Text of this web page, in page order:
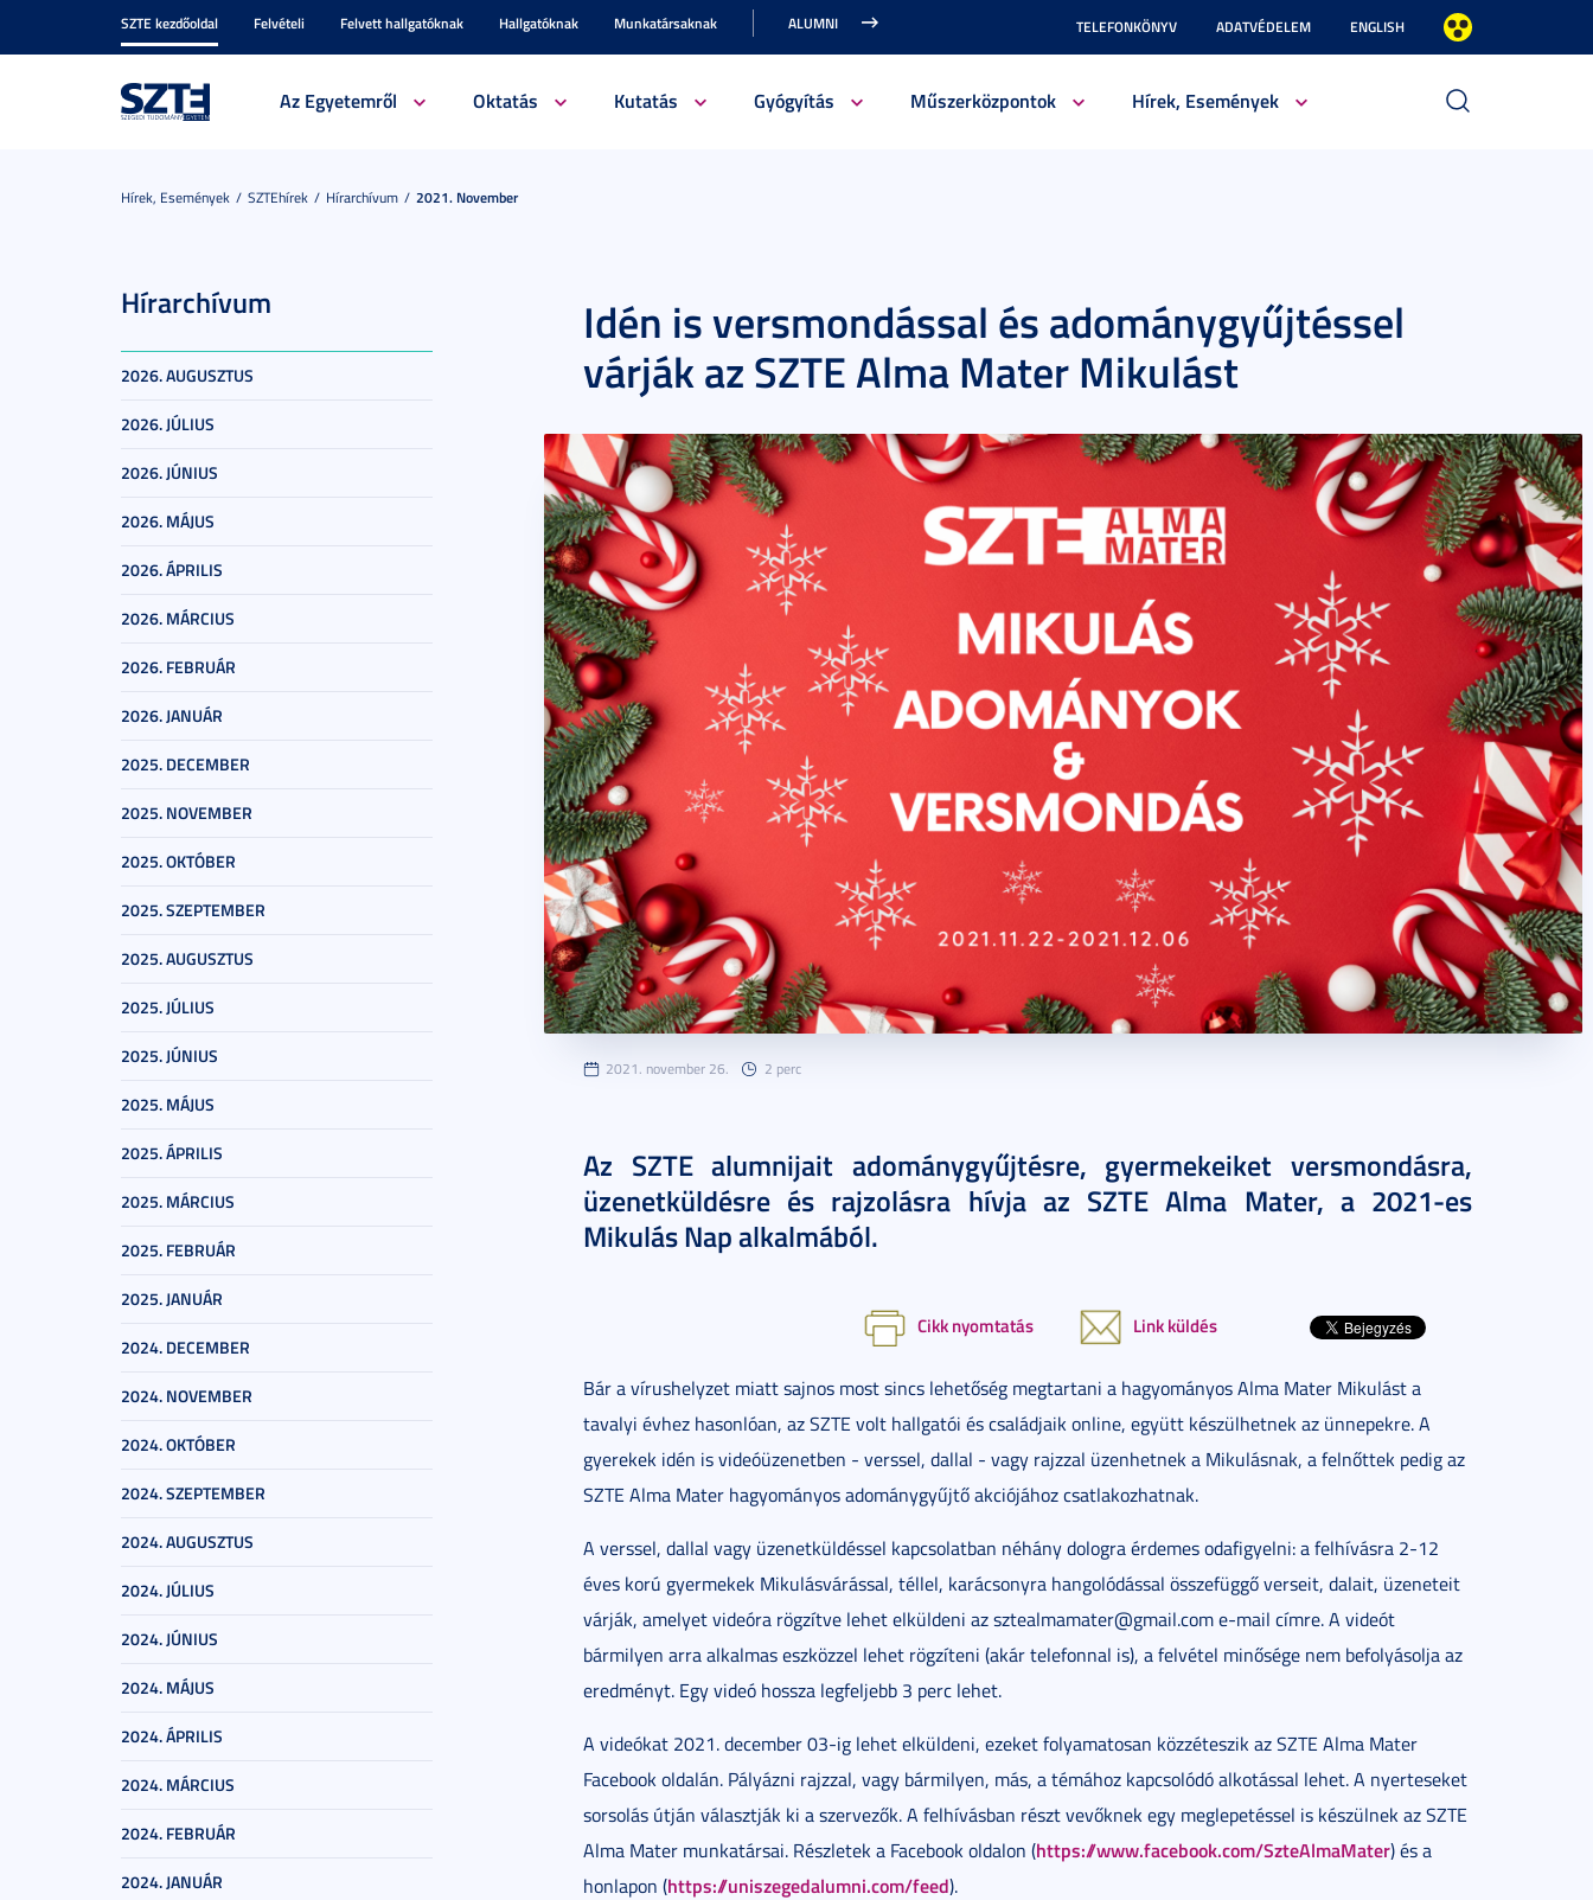
SZTE kezdőoldal Felvételi Felvett hallgatóknak Hallgatóknak Munkatársaknak ALUMNI TELEFONKÖNYV ADATVÉDELEM ENGLISH
Az Egyetemről Oktatás Kutatás Gyógyítás Műszerközpontok Hírek, Események
Hírek, Események SZTEhírek Hírarchívum 2021. November
Hírarchívum
2026. AUGUSZTUS
2026. JÚLIUS
2026. JÚNIUS
2026. MÁJUS
2026. ÁPRILIS
2026. MÁRCIUS
2026. FEBRUÁR
2026. JANUÁR
2025. DECEMBER
2025. NOVEMBER
2025. OKTÓBER
2025. SZEPTEMBER
2025. AUGUSZTUS
2025. JÚLIUS
2025. JÚNIUS
2025. MÁJUS
2025. ÁPRILIS
2025. MÁRCIUS
2025. FEBRUÁR
2025. JANUÁR
2024. DECEMBER
2024. NOVEMBER
2024. OKTÓBER
2024. SZEPTEMBER
2024. AUGUSZTUS
2024. JÚLIUS
2024. JÚNIUS
2024. MÁJUS
2024. ÁPRILIS
2024. MÁRCIUS
2024. FEBRUÁR
2024. JANUÁR
Idén is versmondással és adománygyűjtéssel
várják az SZTE Alma Mater Mikulást
2021. november 26. 2 perc
Az SZTE alumnijait adománygyűjtésre, gyermekeiket versmondásra,
üzenetküldésre és rajzolásra hívja az SZTE Alma Mater, a 2021-es
Mikulás Nap alkalmából.
Cikk nyomtatás Link küldés
Bár a vírushelyzet miatt sajnos most sincs lehetőség megtartani a hagyományos Alma Mater Mikulást a
tavalyi évhez hasonlóan, az SZTE volt hallgatói és családjaik online, együtt készülhetnek az ünnepekre. A
gyerekek idén is videóüzenetben - verssel, dallal - vagy rajzzal üzenhetnek a Mikulásnak, a felnőttek pedig az
SZTE Alma Mater hagyományos adománygyűjtő akciójához csatlakozhatnak.
A verssel, dallal vagy üzenetküldéssel kapcsolatban néhány dologra érdemes odafigyelni: a felhívásra 2-12
éves korú gyermekek Mikulásvárással, téllel, karácsonyra hangolódással összefüggő verseit, dalait, üzeneteit
várják, amelyet videóra rögzítve lehet elküldeni az sztealmamater@gmail.com e-mail címre. A videót
bármilyen arra alkalmas eszközzel lehet rögzíteni (akár telefonnal is), a felvétel minősége nem befolyásolja az
eredményt. Egy videó hossza legfeljebb 3 perc lehet.
A videókat 2021. december 03-ig lehet elküldeni, ezeket folyamatosan közzéteszik az SZTE Alma Mater
Facebook oldalán. Pályázni rajzzal, vagy bármilyen, más, a témához kapcsolódó alkotással lehet. A nyerteseket
sorsolás útján választják ki a szervezők. A felhívásban részt vevőknek egy meglepetéssel is készülnek az SZTE
Alma Mater munkatársai. Részletek a Facebook oldalon (https://www.facebook.com/SzteAlmaMater) és a
honlapon (https://uniszegedalumni.com/feed).